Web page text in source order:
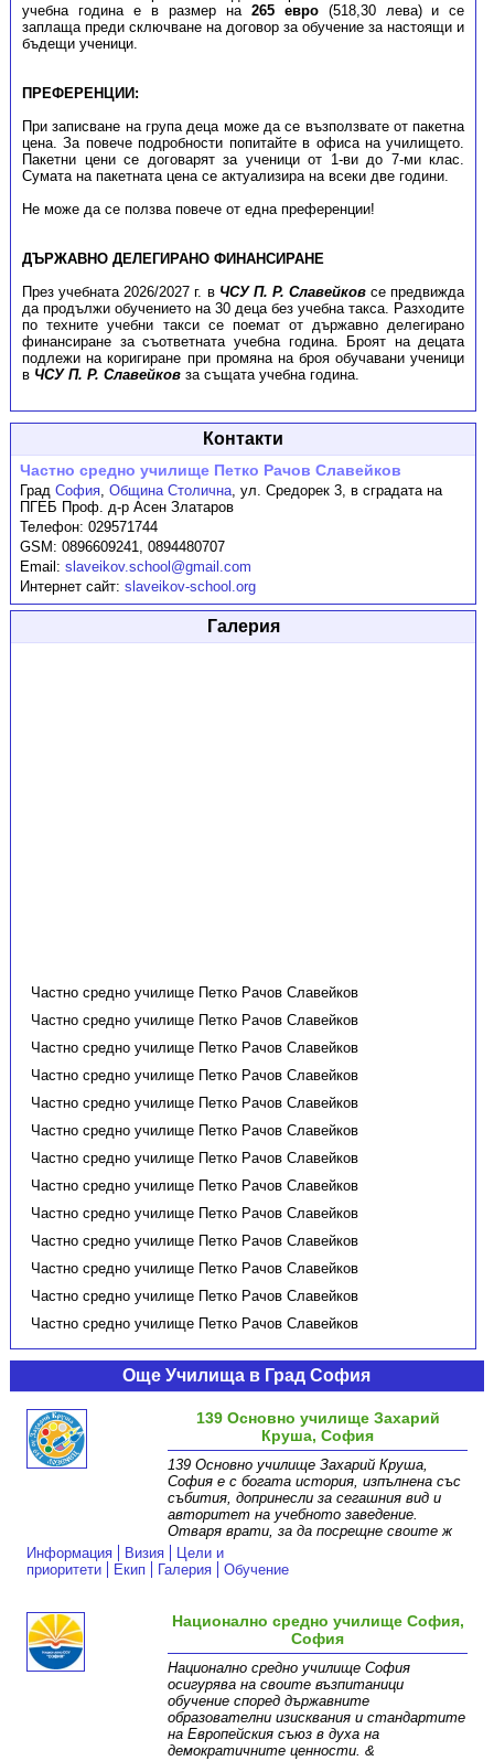
учебна година е в размер на 265 евро(518,30 лева) и се
заплаща преди сключване на договор за обучение за настоящи и
бъдещи ученици.
ПРЕФЕРЕНЦИИ:
При записване на група деца може да се възползвате от пакетна
цена. За повече подробности попитайте в офиса на училището.
Пакетни цени се договарят за ученици от 1-ви до 7-ми клас.
Сумата на пакетната цена се актуализира на всеки две години.
Не може да се ползва повече от една преференции!
ДЪРЖАВНО ДЕЛЕГИРАНО ФИНАНСИРАНЕ
През учебната 2026/2027 г. в ЧСУ П. Р. Славейков се предвижда
да продължи обучението на 30 деца без учебна такса. Разходите
по техните учебни такси се поемат от държавно делегирано
финансиране за съответната учебна година. Броят на децата
подлежи на коригиране при промяна на броя обучавани ученици
в ЧСУ П. Р. Славейковза същата учебна година.
Контакти
Частно средно училище Петко Рачов Славейков
ГрадСофия,Община Столична,ул. Средорек 3, в сградата на
ПГЕБ Проф. д-р Асен Златаров
Телефон:029571744
GSM:0896609241, 0894480707
Email:slaveikov.school@gmail.com
Интернет сайт:slaveikov-school.org
Галерия
Частно средно училище Петко Рачов Славейков
Частно средно училище Петко Рачов Славейков
Частно средно училище Петко Рачов Славейков
Частно средно училище Петко Рачов Славейков
Частно средно училище Петко Рачов Славейков
Частно средно училище Петко Рачов Славейков
Частно средно училище Петко Рачов Славейков
Частно средно училище Петко Рачов Славейков
Частно средно училище Петко Рачов Славейков
Частно средно училище Петко Рачов Славейков
Частно средно училище Петко Рачов Славейков
Частно средно училище Петко Рачов Славейков
Частно средно училище Петко Рачов Славейков
Още Училища в Град София
139 Основно училище Захарий
Круша, София
139 Основно училище Захарий Круша,
София е с богата история, изпълнена със
събития, допринесли за сегашния вид и
авторитет на учебното заведение.
Отваря врати, за да посрещне своите ж
Информация
Визия
Цели и
приоритети
Екип Галерия Обучение
Национално средно училище София,
София
Национално средно училище София
осигурява на своите възпитаници
обучение според държавните
образователни изисквания и стандартите
на Европейския съюз в духа на
демократичните ценности. &